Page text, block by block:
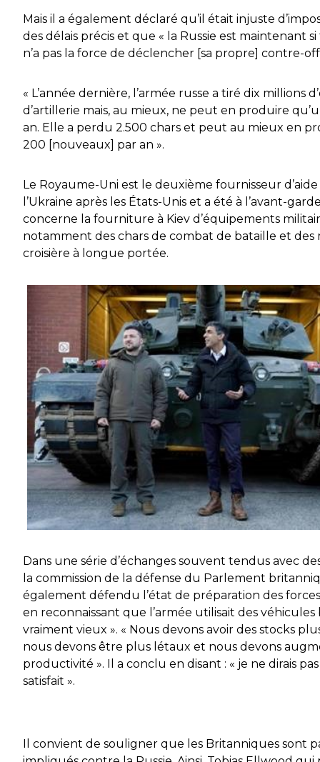
Mais il a également déclaré qu’il était injuste
des délais précis et que « la Russie est maintenant
n’a pas la force de déclencher [sa propre] contre-
« L’année dernière, l’armée russe a tiré dix millions
d’artillerie mais, au mieux, ne peut en produire
an. Elle a perdu 2.500 chars et peut au mieux en
200 [nouveaux] par an ».
Le Royaume-Uni est le deuxième fournisseur
l’Ukraine après les États-Unis et a été à l’avant-
concerne la fourniture à Kiev d’équipements
notamment des chars de combat de bataille et des
croisière à longue portée.
Dans une série d’échanges souvent tendus avec
la commission de la défense du Parlement
également défendu l’état de préparation des
en reconnaissant que l’armée utilisait des véhicules
vraiment vieux ». « Nous devons avoir des stocks
nous devons être plus létaux et nous devons
productivité ». Il a conclu en disant : « je ne dirais
satisfait ».
Il convient de souligner que les Britanniques sont